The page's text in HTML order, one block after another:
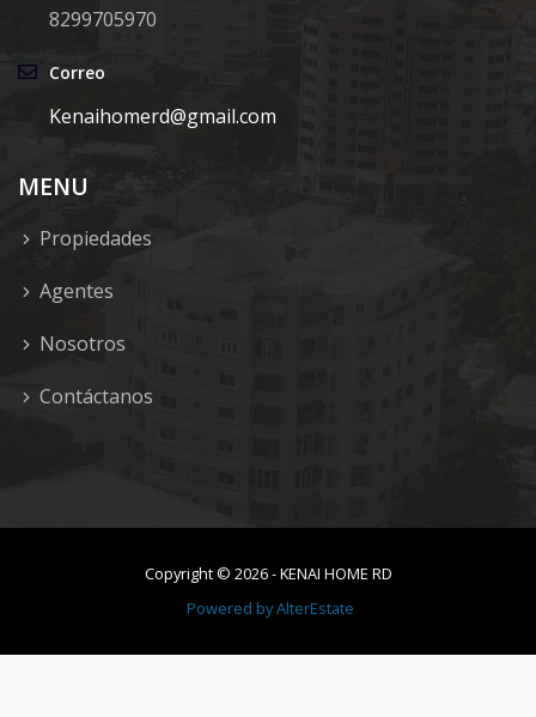
8299705970
Correo
Kenaihomerd@gmail.com
MENU
Propiedades
Agentes
Nosotros
Contáctanos
Copyright © 2026-KENAI HOME RD
Powered byAlterEstate